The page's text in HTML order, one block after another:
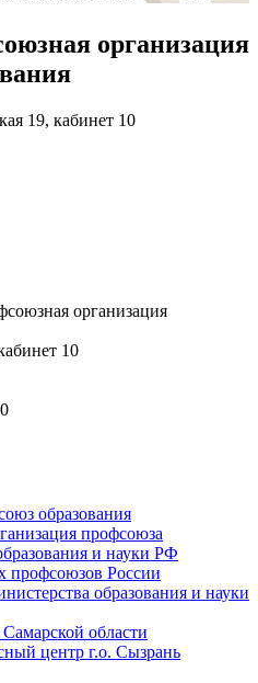
организация
19, кабинет 10
организация
10
образования
профсоюза
и науки РФ
профсоюзов России
образования и науки
области
центр г.о. Сызрань